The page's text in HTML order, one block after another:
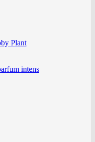
Plant
intens